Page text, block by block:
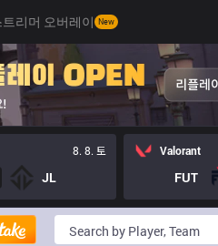
트리머 오버레이 New
8. 8. 토
JL
Valorant
FUT